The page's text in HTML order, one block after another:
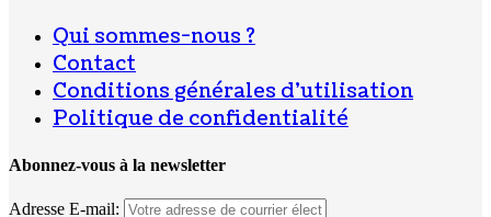
Qui sommes-nous ?
Contact
Conditions générales d’utilisation
Politique de confidentialité
Abonnez-vous à la newsletter
Adresse E-mail: